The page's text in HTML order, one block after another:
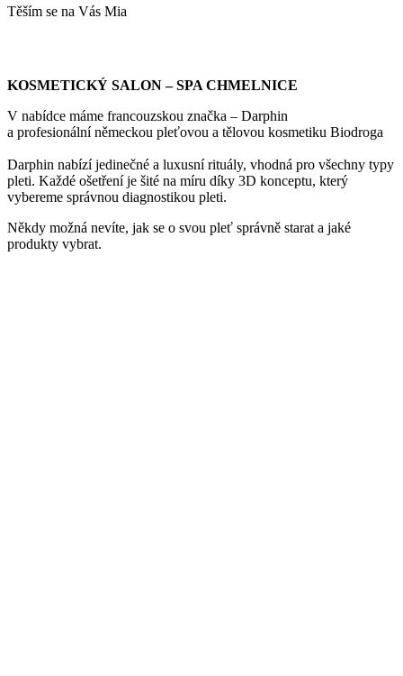
Těším se na Vás Mia
KOSMETICKÝ SALON – SPA CHMELNICE
V nabídce máme francouzskou značka – Darphin
a profesionální německou pleťovou a tělovou kosmetiku Biodroga
Darphin nabízí jedinečné a luxusní rituály, vhodná pro všechny typy
pleti. Každé ošetření je šité na míru díky 3D konceptu, který
vybereme správnou diagnostikou pleti.
Někdy možná nevíte, jak se o svou pleť správně starat a jaké
produkty vybrat.